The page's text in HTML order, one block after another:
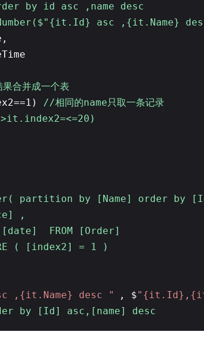
by id asc ,name desc
asc ,{it.Name}
合并成一个表
//相同的name只取一条记录
partition by [Name] order by
,
FROM [Order]
( [index2] = 1 )
,{it.Name} desc " , $
by [Id] asc,[name] desc